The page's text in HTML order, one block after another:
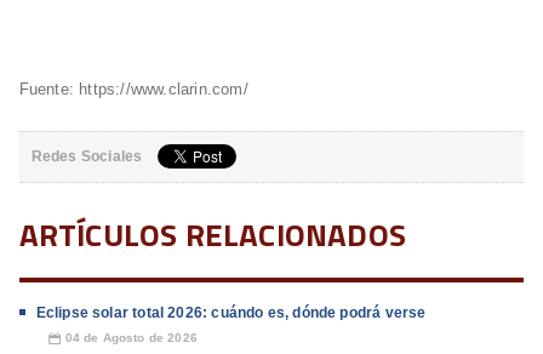
Fuente: https://www.clarin.com/
Redes Sociales
ARTÍCULOS RELACIONADOS
Eclipse solar total 2026: cuándo es, dónde podrá verse
📅 04 de Agosto de 2026